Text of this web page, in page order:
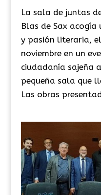
La sala de juntas
Blas de Sax
y pasión literaria,
noviembre en un
ciudadanía sajeña
pequeña sala que
Las obras